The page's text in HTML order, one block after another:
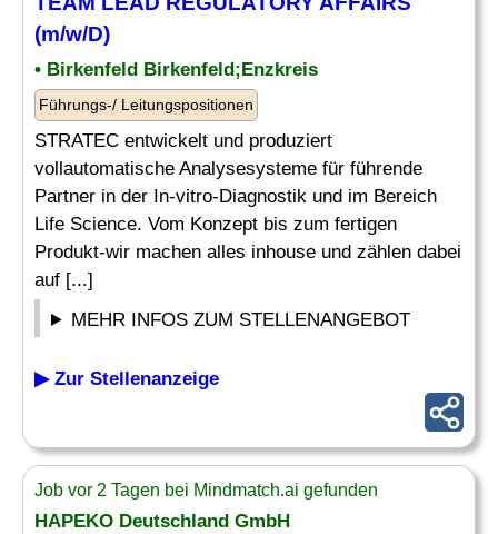
(m/w/D)
• Birkenfeld Birkenfeld;Enzkreis
Führungs-/ Leitungspositionen
STRATEC entwickelt und produziert
vollautomatische Analysesysteme für führende
Partner in der In-vitro-Diagnostik und im Bereich
Life Science. Vom Konzept bis zum fertigen
Produkt-wir machen alles inhouse und zählen dabei
auf [...]
MEHR INFOS ZUM STELLENANGEBOT
▶ Zur Stellenanzeige
Job vor 2 Tagen bei Mindmatch.ai gefunden
HAPEKO Deutschland GmbH